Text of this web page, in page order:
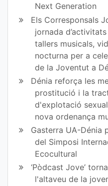
Next Generation
Els Corresponsals
jornada
tallers musicals,
nocturna per a
de la Joventut a
Dénia reforça les
prostitució i la
d'explotació
nova ordenança
Gasterra UA-Dénia
del Simposi
Ecocultural
‘Pòdcast Jove’
l'altaveu de la